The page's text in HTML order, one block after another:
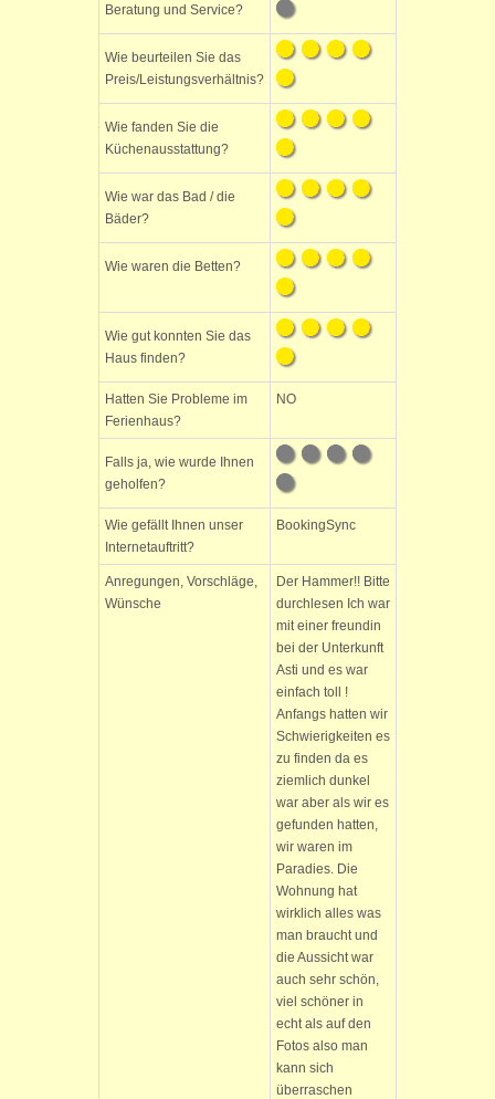
Beratung und Service?
Wie beurteilen Sie das
Preis/Leistungsverhältnis?
Wie fanden Sie die
Küchenausstattung?
Wie war das Bad / die
Bäder?
Wie waren die Betten?
Wie gut konnten Sie das
Haus finden?
Hatten Sie Probleme im
Ferienhaus?
NO
Falls ja, wie wurde Ihnen
geholfen?
Wie gefällt Ihnen unser
Internetauftritt?
BookingSync
Anregungen, Vorschläge,
Wünsche
Der Hammer!! Bitte
durchlesen Ich war
mit einer freundin
bei der Unterkunft
Asti und es war
einfach toll !
Anfangs hatten wir
Schwierigkeiten es
zu finden da es
ziemlich dunkel
war aber als wir es
gefunden hatten,
wir waren im
Paradies. Die
Wohnung hat
wirklich alles was
man braucht und
die Aussicht war
auch sehr schön,
viel schöner in
echt als auf den
Fotos also man
kann sich
überraschen